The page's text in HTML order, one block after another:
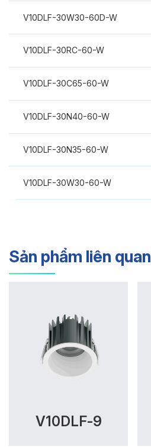
V10DLF-30W30-60D-W
V10DLF-30RC-60-W
V10DLF-30C65-60-W
V10DLF-30N40-60-W
V10DLF-30N35-60-W
V10DLF-30W30-60-W
Sản phẩm liên quan
V10DLF-9